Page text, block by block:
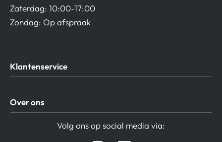
Zaterdag: 10:00-17:00
Zondag: Op afspraak
Klantenservice
Privacy beleid
Verzending / Retour
Over ons
Volg ons op social media via: